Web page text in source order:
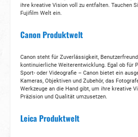
ihre kreative Vision voll zu entfalten. Tauchen
Fujifilm Welt ein.
Canon Produktwelt
Canon steht für Zuverlässigkeit,
kontinuierliche Weiterentwicklung. Egal ob für
Sport- oder Videografie – Canon bietet ein
Kameras, Objektiven und Zubehör, das
Werkzeuge an die Hand gibt, um ihre kreative
Präzision und Qualität umzusetzen.
Leica Produktwelt